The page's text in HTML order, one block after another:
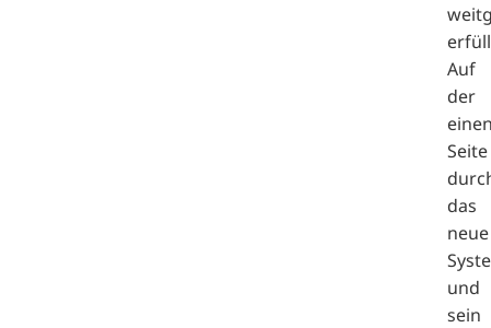
Auf
der
Seite
das
neue
und
sein